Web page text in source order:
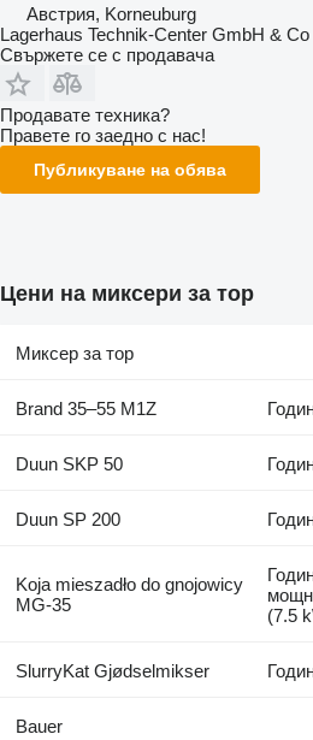
Австрия, Korneuburg
Lagerhaus Technik-Center GmbH &
Свържете се с продавача
Продавате техника?
Правете го заедно с нас!
Публикуване на обява
Цени на миксери за тор
Миксер за тор
Brand 35–55 M1Z
Duun SKP 50
Duun SP 200
Koja mieszadło do gnojowicy
MG-35
(7.5
SlurryKat Gjødselmikser
Bauer